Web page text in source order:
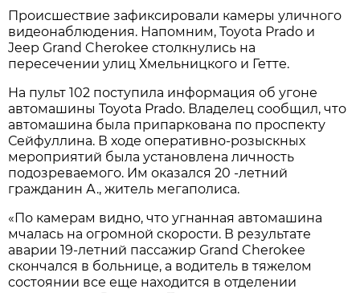
Происшествие зафиксировали камеры уличного
видеонаблюдения. Напомним, Toyota Prado и
Jeep Grand Cherokee столкнулись на
пересечении улиц Хмельницкого и Гетте.
На пульт 102 поступила информация об угоне
автомашины Toyota Prado. Владелец сообщил, что
автомашина была припаркована по проспекту
Сейфуллина. В ходе оперативно-розыскных
мероприятий была установлена личность
подозреваемого. Им оказался 20 -летний
гражданин А., житель мегаполиса.
«По камерам видно, что угнанная автомашина
мчалась на огромной скорости. В результате
аварии 19-летний пассажир Grand Cherokee
скончался в больнице, а водитель в тяжелом
состоянии все еще находится в отделении